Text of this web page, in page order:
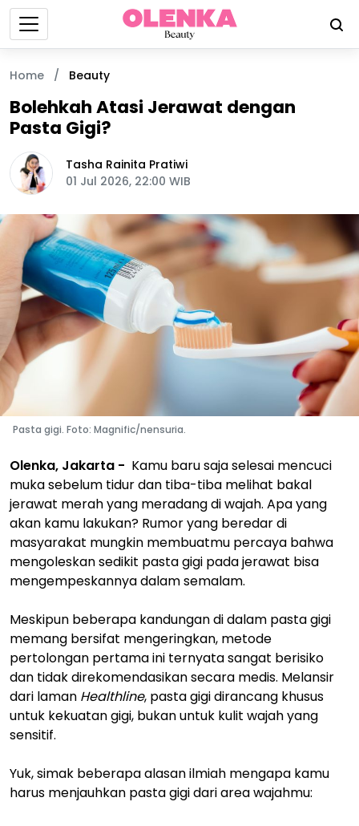
Home / Beauty
Bolehkah Atasi Jerawat dengan
Pasta Gigi?
Tasha Rainita Pratiwi
01 Jul 2026, 22:00 WIB
Pasta gigi. Foto: Magnific/nensuria.
Olenka, Jakarta - Kamu baru saja selesai mencuci
muka sebelum tidur dan tiba-tiba melihat bakal
jerawat merah yang meradang di wajah. Apa yang
akan kamu lakukan? Rumor yang beredar di
masyarakat mungkin membuatmu percaya bahwa
mengoleskan sedikit pasta gigi pada jerawat bisa
mengempeskannya dalam semalam.
Meskipun beberapa kandungan di dalam pasta gigi
memang bersifat mengeringkan, metode
pertolongan pertama ini ternyata sangat berisiko
dan tidak direkomendasikan secara medis. Melansir
dari laman Healthline, pasta gigi dirancang khusus
untuk kekuatan gigi, bukan untuk kulit wajah yang
sensitif.
Yuk, simak beberapa alasan ilmiah mengapa kamu
harus menjauhkan pasta gigi dari area wajahmu: